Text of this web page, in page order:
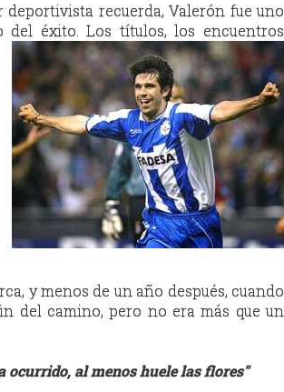
deportivista recuerda, Valerón fue uno
éxito. Los títulos, los encuentros
y menos de un año después, cuando
del camino, pero no era más que un
ocurrido, al menos huele las flores"